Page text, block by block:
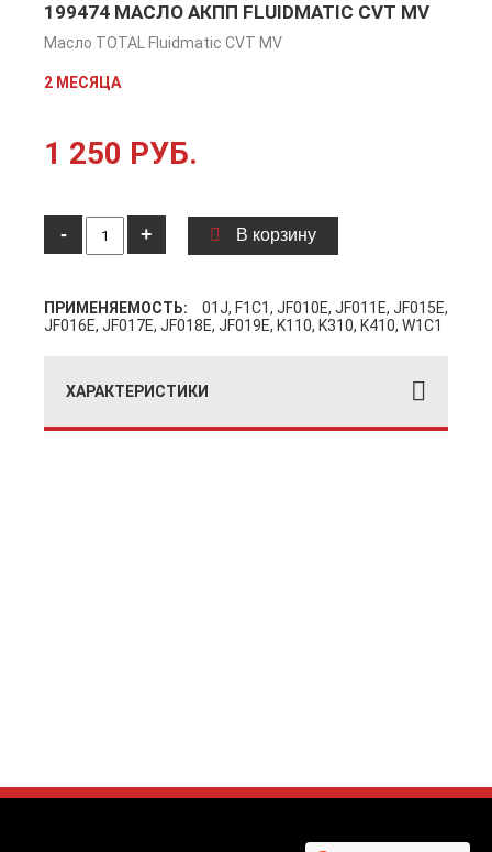
199474 МАСЛО АКПП FLUIDMATIC CVT MV
Масло TOTAL Fluidmatic CVT MV
2 МЕСЯЦА
1 250 РУБ.
- + В корзину
ПРИМЕНЯЕМОСТЬ:
01J, F1C1, JF010E, JF011E, JF015E,
JF016E, JF017E, JF018E, JF019E, K110, K310, K410, W1C1
ХАРАКТЕРИСТИКИ